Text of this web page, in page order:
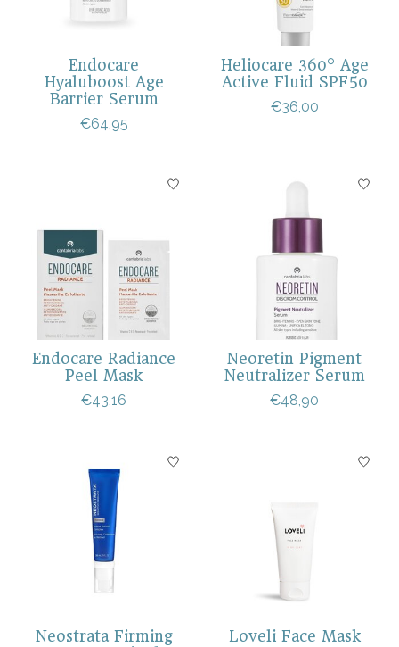
Endocare
Hyaluboost Age
Barrier Serum
€64,95
Heliocare 360° Age
Active Fluid SPF50
€36,00
Endocare Radiance
Peel Mask
€43,16
Neoretin Pigment
Neutralizer Serum
€48,90
Neostrata Firming
Loveli Face Mask